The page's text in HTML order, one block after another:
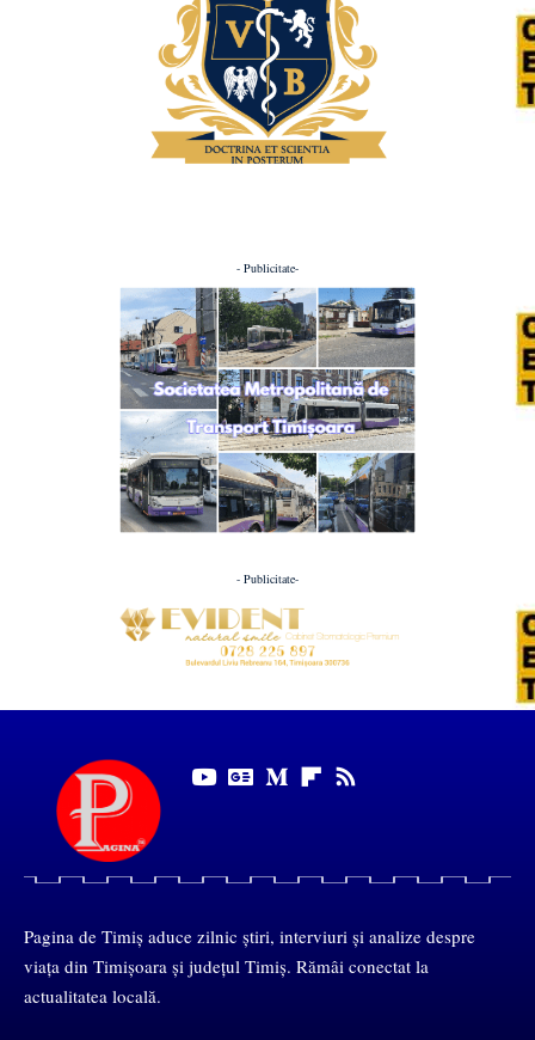
- Publicitate-
- Publicitate-
Pagina de Timiș aduce zilnic știri, interviuri și analize despre
viața din Timișoara și județul Timiș. Rămâi conectat la
actualitatea locală.